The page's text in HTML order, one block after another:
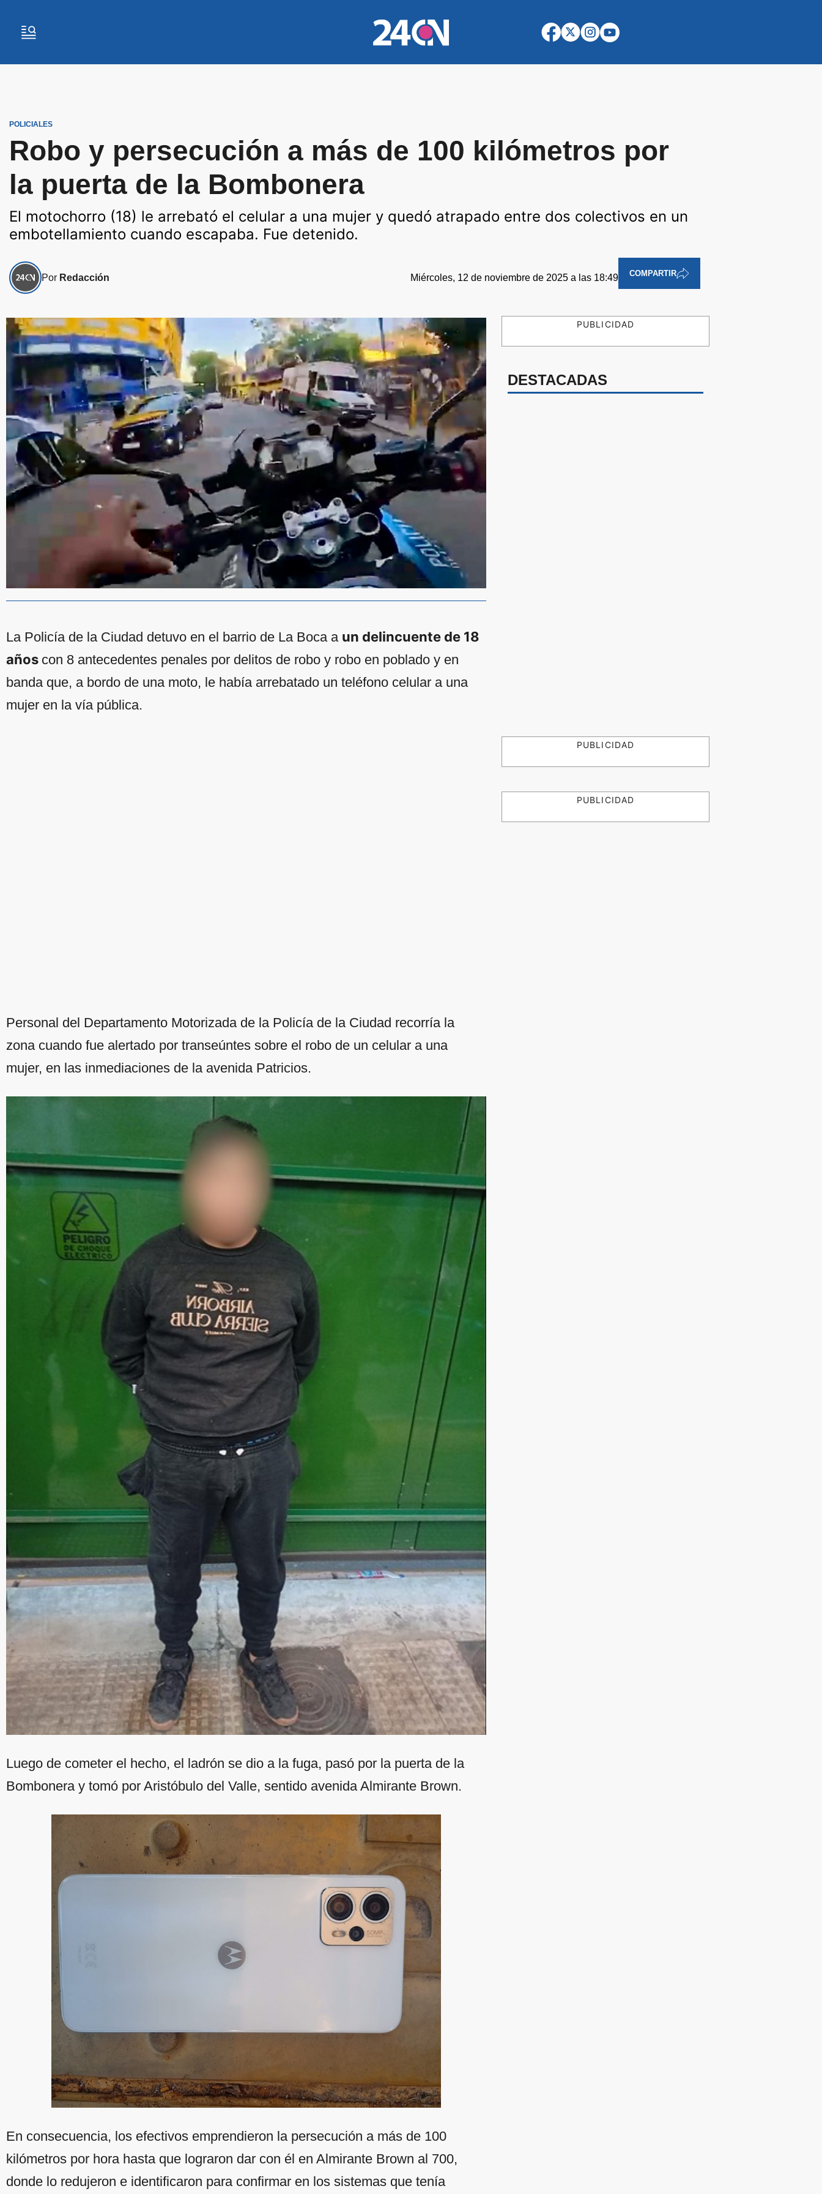
POLICIALES
Robo y persecución a más de 100 kilómetros por
la puerta de la Bombonera
El motochorro (18) le arrebató el celular a una mujer y quedó atrapado entre dos colectivos en un
embotellamiento cuando escapaba. Fue detenido.
Por Redacción Miércoles, 12 de noviembre de 2025 a las 18:49 COMPARTIR
La Policía de la Ciudad detuvo en el barrio de La Boca a un delincuente de 18
años con 8 antecedentes penales por delitos de robo y robo en poblado y en
banda que, a bordo de una moto, le había arrebatado un teléfono celular a una
mujer en la vía pública.
Personal del Departamento Motorizada de la Policía de la Ciudad recorría la
zona cuando fue alertado por transeúntes sobre el robo de un celular a una
mujer, en las inmediaciones de la avenida Patricios.
Luego de cometer el hecho, el ladrón se dio a la fuga, pasó por la puerta de la
Bombonera y tomó por Aristóbulo del Valle, sentido avenida Almirante Brown.
En consecuencia, los efectivos emprendieron la persecución a más de 100
kilómetros por hora hasta que lograron dar con él en Almirante Brown al 700,
donde lo redujeron e identificaron para confirmar en los sistemas que tenía
PUBLICIDAD
DESTACADAS
PUBLICIDAD
PUBLICIDAD